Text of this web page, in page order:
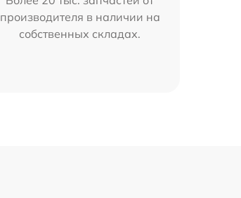
производителя в наличии на
собственных складах.